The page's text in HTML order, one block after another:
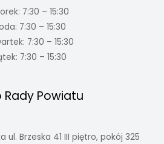
7:30 – 15:30
7:30 – 15:30
7:30 – 15:30
7:30 – 15:30
Rady Powiatu
ul. Brzeska 41 III piętro, pokój 325